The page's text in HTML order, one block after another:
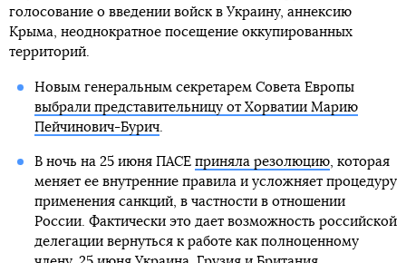
голосование о введении войск в Украину, аннексию
Крыма, неоднократное посещение оккупированных
территорий.
Новым генеральным секретарем Совета Европы
выбрали представительницу от Хорватии Марию
Пейчинович-Бурич.
В ночь на 25 июня ПАСЕ приняла резолюцию, которая
меняет ее внутренние правила и усложняет процедуру
применения санкций, в частности в отношении
России. Фактически это дает возможность российской
делегации вернуться к работе как полноценному